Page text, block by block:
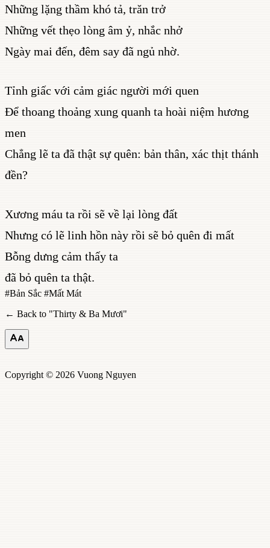
Những lặng thầm khó tả, trăn trở
Những vết thẹo lòng âm ỷ, nhắc nhở
Ngày mai đến, đêm say đã ngủ nhờ.
Tỉnh giấc với cảm giác người mới quen
Để thoang thoảng xung quanh ta hoài niệm hương
men
Chẳng lẽ ta đã thật sự quên: bản thân, xác thịt thánh
đền?
Xương máu ta rồi sẽ về lại lòng đất
Nhưng có lẽ linh hồn này rồi sẽ bỏ quên đi mất
Bỗng dưng cảm thấy ta
đã bỏ quên ta thật.
#Bản Sắc #Mất Mát
← Back to "Thirty & Ba Mươi"
Copyright © 2026 Vuong Nguyen